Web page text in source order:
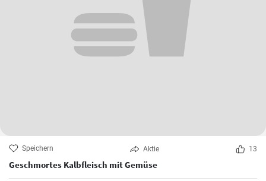
Speichern Aktie 13
Geschmortes Kalbfleisch mit Gemüse